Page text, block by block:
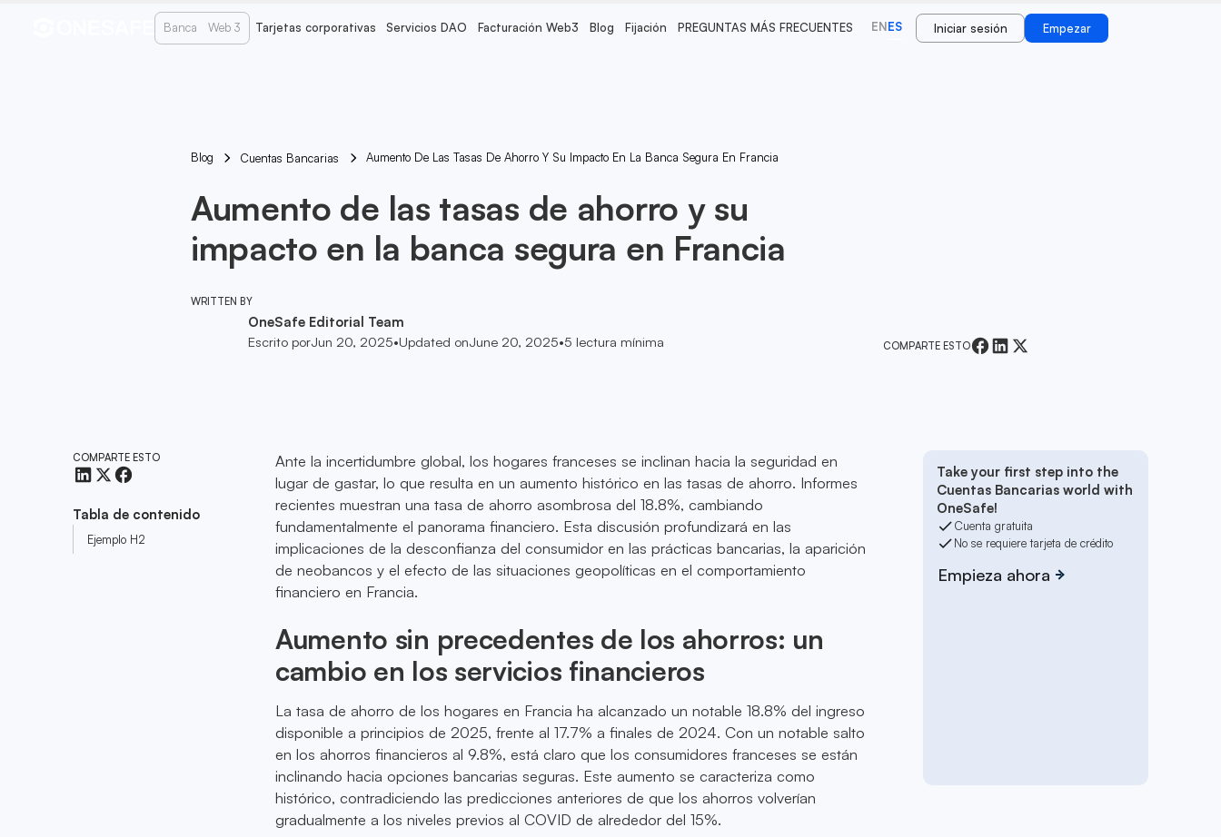
Banca Web 3 Tarjetas corporativas Servicios DAO Facturación Web3 Blog Fijación PREGUNTAS MÁS FRECUENTES ENES Iniciar sesión Empezar
Blog Cuentas Bancarias Aumento De Las Tasas De Ahorro Y Su Impacto En La Banca Segura En Francia
Aumento de las tasas de ahorro y su
impacto en la banca segura en Francia
WRITTEN BY
OneSafe Editorial Team
Escrito porJun 20, 2025•Updated onJune 20, 2025•5 lectura mínima COMPARTE ESTO
COMPARTE ESTO
Tabla de contenido
Ejemplo H2
Ante la incertidumbre global, los hogares franceses se inclinan hacia la seguridad en
lugar de gastar, lo que resulta en un aumento histórico en las tasas de ahorro. Informes
recientes muestran una tasa de ahorro asombrosa del 18.8%, cambiando
fundamentalmente el panorama financiero. Esta discusión profundizará en las
implicaciones de la desconfianza del consumidor en las prácticas bancarias, la aparición
de neobancos y el efecto de las situaciones geopolíticas en el comportamiento
financiero en Francia.
Aumento sin precedentes de los ahorros: un
cambio en los servicios financieros
La tasa de ahorro de los hogares en Francia ha alcanzado un notable 18.8% del ingreso
disponible a principios de 2025, frente al 17.7% a finales de 2024. Con un notable salto
en los ahorros financieros al 9.8%, está claro que los consumidores franceses se están
inclinando hacia opciones bancarias seguras. Este aumento se caracteriza como
histórico, contradiciendo las predicciones anteriores de que los ahorros volverían
gradualmente a los niveles previos al COVID de alrededor del 15%.
Take your first step into the
Cuentas Bancarias world with
OneSafe!
Cuenta gratuita
No se requiere tarjeta de crédito
Empieza ahora